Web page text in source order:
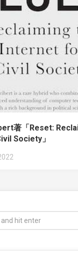
著「Reset:
Society」